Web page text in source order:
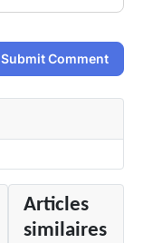
Submit Comment
Articles
similaires